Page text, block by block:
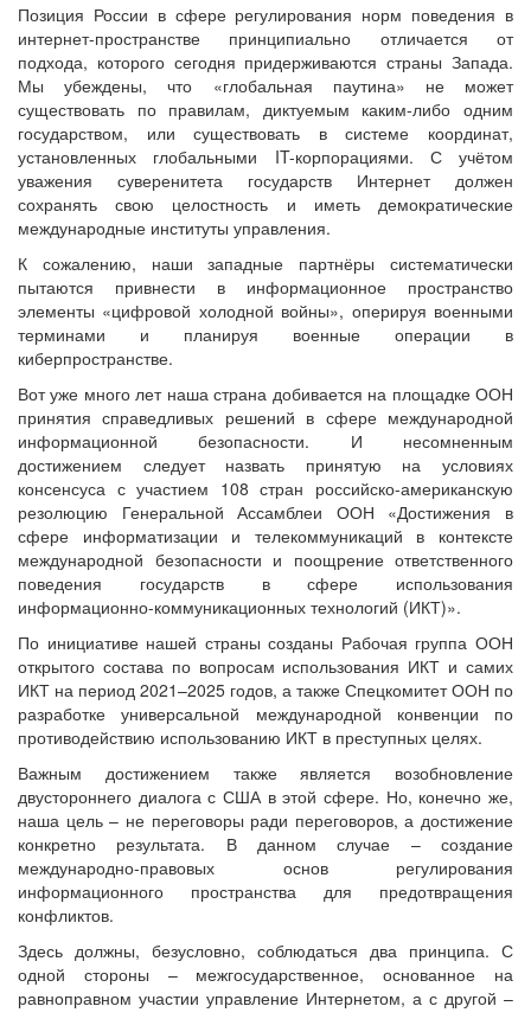
Позиция России в сфере регулирования норм поведения в
интернет-пространстве принципиально отличается от
подхода, которого сегодня придерживаются страны Запада.
Мы убеждены, что «глобальная паутина» не может
существовать по правилам, диктуемым каким-либо одним
государством, или существовать в системе координат,
установленных глобальными IT-корпорациями. С учётом
уважения суверенитета государств Интернет должен
сохранять свою целостность и иметь демократические
международные институты управления.
К сожалению, наши западные партнёры систематически
пытаются привнести в информационное пространство
элементы «цифровой холодной войны», оперируя военными
терминами и планируя военные операции в
киберпространстве.
Вот уже много лет наша страна добивается на площадке ООН
принятия справедливых решений в сфере международной
информационной безопасности. И несомненным
достижением следует назвать принятую на условиях
консенсуса с участием 108 стран российско-американскую
резолюцию Генеральной Ассамблеи ООН «Достижения в
сфере информатизации и телекоммуникаций в контексте
международной безопасности и поощрение ответственного
поведения государств в сфере использования
информационно-коммуникационных технологий (ИКТ)».
По инициативе нашей страны созданы Рабочая группа ООН
открытого состава по вопросам использования ИКТ и самих
ИКТ на период 2021–2025 годов, а также Спецкомитет ООН по
разработке универсальной международной конвенции по
противодействию использованию ИКТ в преступных целях.
Важным достижением также является возобновление
двустороннего диалога с США в этой сфере. Но, конечно же,
наша цель – не переговоры ради переговоров, а достижение
конкретно результата. В данном случае – создание
международно-правовых основ регулирования
информационного пространства для предотвращения
конфликтов.
Здесь должны, безусловно, соблюдаться два принципа. С
одной стороны – межгосударственное, основанное на
равноправном участии управление Интернетом, а с другой –